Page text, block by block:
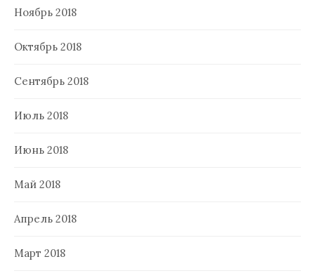
Ноябрь 2018
Октябрь 2018
Сентябрь 2018
Июль 2018
Июнь 2018
Май 2018
Апрель 2018
Март 2018